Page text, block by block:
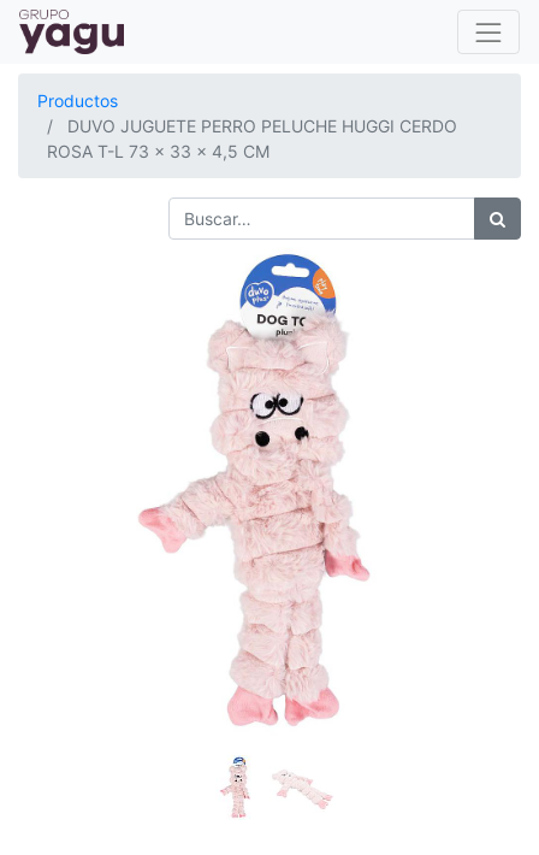
Productos
DUVO JUGUETE PERRO PELUCHE HUGGI CERDO
ROSA T-L 73 x 33 x 4,5 CM